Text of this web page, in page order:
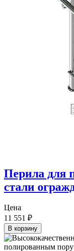
Перила для
стали
Цена
11 551 ₽
В корзину